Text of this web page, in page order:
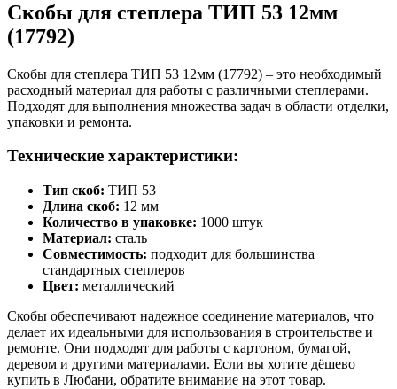
Скобы для степлера ТИП 53 12мм
(17792)
Скобы для степлера ТИП 53 12мм (17792) – это необходимый
расходный материал для работы с различными степлерами.
Подходят для выполнения множества задач в области отделки,
упаковки и ремонта.
Технические характеристики:
Тип скоб: ТИП 53
Длина скоб: 12 мм
Количество в упаковке: 1000 штук
Материал: сталь
Совместимость: подходит для большинства
стандартных степлеров
Цвет: металлический
Скобы обеспечивают надежное соединение материалов, что
делает их идеальными для использования в строительстве и
ремонте. Они подходят для работы с картоном, бумагой,
деревом и другими материалами. Если вы хотите дёшево
купить в Любани, обратите внимание на этот товар.